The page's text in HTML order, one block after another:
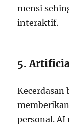
mensi
interaktif.
5.
Kecerdasan
personal.